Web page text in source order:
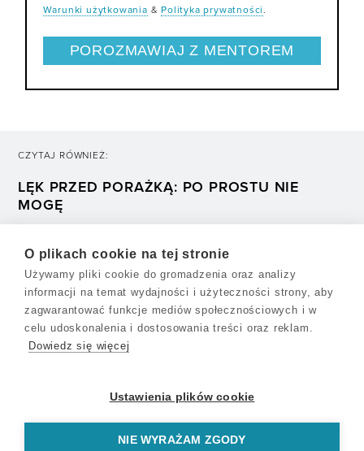
Warunki użytkowania & Polityka prywatności.
CZYTAJ RÓWNIEŻ:
LĘK PRZED PORAŻKĄ: PO PROSTU NIE
MOGĘ
nie do przyjęcia, przynosiła wstyd, a jej skutki dotykały
wszystkich wokół.
NASTĘPNY ARTYKUŁ:
Aby dzieci mogły rozpoznać kłamstwo, potrzebują
usłyszeć prawdę od rodziców. Zasługują na to.
O plikach cookie na tej stronie
Używamy pliki cookie do gromadzenia oraz analizy
informacji na temat wydajności i użyteczności strony, aby
zagwarantować funkcje mediów społecznościowych i w
celu udoskonalenia i dostosowania treści oraz reklam.
Dowiedz się więcej
Ustawienia plików cookie
NIE WYRAŻAM ZGODY